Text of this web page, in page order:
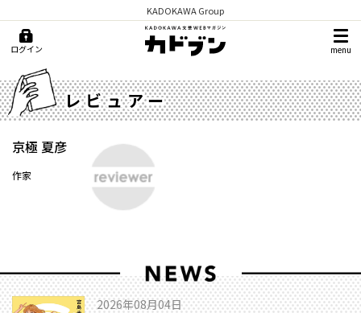
KADOKAWA Group
ログイン menu
レビュアー
京極 夏彦
作家
2026年08月04日